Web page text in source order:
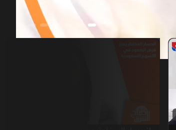
00:11/01:26:05